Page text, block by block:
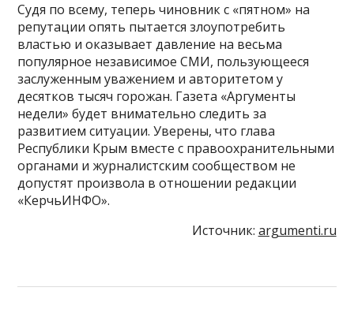
Судя по всему, теперь чиновник с «пятном» на
репутации опять пытается злоупотребить
властью и оказывает давление на весьма
популярное независимое СМИ, пользующееся
заслуженным уважением и авторитетом у
десятков тысяч горожан. Газета «Аргументы
недели» будет внимательно следить за
развитием ситуации. Уверены, что глава
Республики Крым вместе с правоохранительными
органами и журналистским сообществом не
допустят произвола в отношении редакции
«КерчьИНФО».
Источник: argumenti.ru